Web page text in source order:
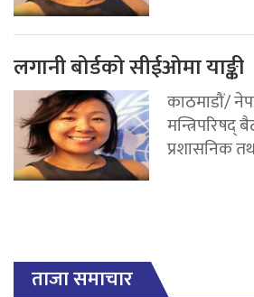
लगानी बोर्डको सीईओमा याङ्की
काठमाडौं/
मन्त्रिपरिषद्
प्रशासनिक
ताजा समाचार